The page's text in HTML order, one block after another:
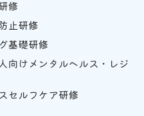
修
止研修
基礎研修
向けメンタルヘルス・レジ
セルフケア研修